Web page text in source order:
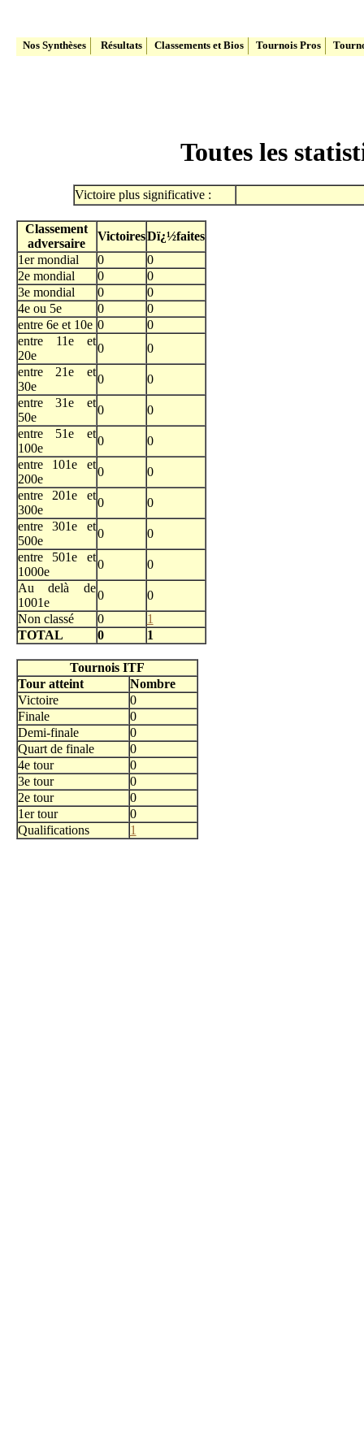
Nos Synthèses Résultats Classements et Bios Tournois Pros
Toutes les
Victoire plus significative :
Classement
adversaire
VictoiresDï¿½faites
1er mondial
0
0
2e mondial
0
0
3e mondial
0
0
4e ou 5e
0
0
entre 6e et 10e 0
0
entre 11e et
20e
0
0
entre 21e et
30e
0
0
entre 31e et
50e
0
0
entre 51e et
100e
0
0
entre 101e et
200e
0
0
entre 201e et
300e
0
0
entre 301e et
500e
0
0
entre 501e et
1000e
0
0
Au delà de
1001e
0
0
Non classé
0
1
TOTAL
0 1
Tournois ITF
Tour atteint
Nombre
Victoire
0
Finale
0
Demi-finale
0
Quart de finale
0
4e tour
0
3e tour
0
2e tour
0
1er tour
0
Qualifications
1